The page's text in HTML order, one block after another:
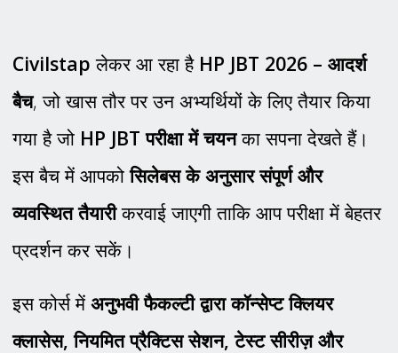
Civilstap लेकर आ रहा है HP JBT 2026 – आदर्श
बैच, जो खास तौर पर उन अभ्यर्थियों के लिए तैयार किया
गया है जो HP JBT परीक्षा में चयनका सपना देखते हैं।
इस बैच में आपकोसिलेबस के अनुसार संपूर्ण और
व्यवस्थित तैयारीकरवाई जाएगी ताकि आप परीक्षा में बेहतर
प्रदर्शन कर सकें।
इस कोर्स मेंअनुभवी फैकल्टी द्वारा कॉन्सेप्ट क्लियर
क्लासेस, नियमित प्रैक्टिस सेशन, टेस्ट सीरीज़ और